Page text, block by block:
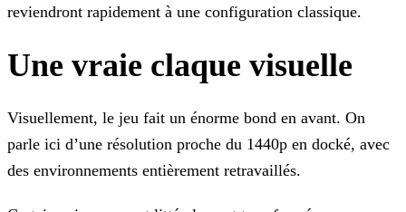
reviendront rapidement à une configuration classique.
Une vraie claque visuelle
Visuellement, le jeu fait un énorme bond en avant. On
parle ici d’une résolution proche du 1440p en docké, avec
des environnements entièrement retravaillés.